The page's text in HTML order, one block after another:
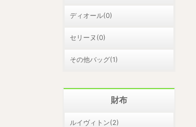
ディオール(0)
セリーヌ(0)
その他バッグ(1)
財布
ルイヴィトン(2)